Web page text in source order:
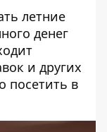
летние
денег
и других
посетить в